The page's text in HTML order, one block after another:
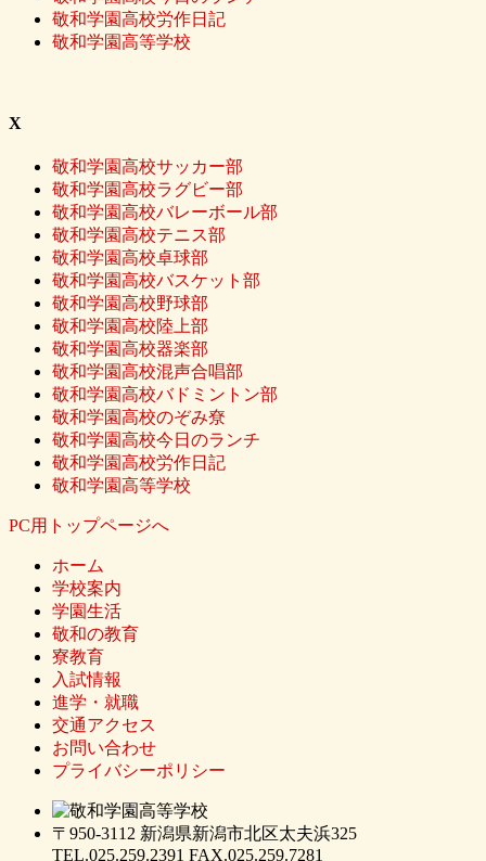
敬和学園高校労作日記
敬和学園高等学校
X
敬和学園高校サッカー部
敬和学園高校ラグビー部
敬和学園高校バレーボール部
敬和学園高校テニス部
敬和学園高校卓球部
敬和学園高校バスケット部
敬和学園高校野球部
敬和学園高校陸上部
敬和学園高校器楽部
敬和学園高校混声合唱部
敬和学園高校バドミントン部
敬和学園高校のぞみ尞
敬和学園高校今日のランチ
敬和学園高校労作日記
敬和学園高等学校
PC用トップページへ
ホーム
学校案内
学園生活
敬和の教育
寮教育
入試情報
進学・就職
交通アクセス
お問い合わせ
プライバシーポリシー
〒950-3112 新潟県新潟市北区太夫浜325
TEL.025.259.2391 FAX.025.259.7281